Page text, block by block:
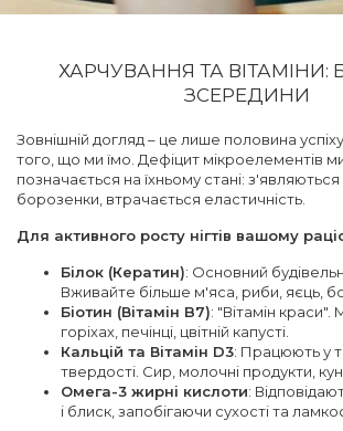
ХАРЧУВАННЯ ТА
ЗСЕРЕДИНИ
Зовнішній догляд – це лише половина
того, що ми їмо. Дефіцит мікроелементів
позначається на їхньому стані: з'являються
борозенки, втрачається еластичність.
Для активного росту нігтів вашому
Білок (Кератин): Основний
Вживайте більше м'яса, риби, яєць,
Біотин (Вітамін B7): "Вітамін краси".
горіхах, печінці, цвітній капусті.
Кальцій та Вітамін D3: Працюють у
твердості. Сир, молочні продукти,
Омега-3 жирні кислоти:
і блиск, запобігаючи сухості та